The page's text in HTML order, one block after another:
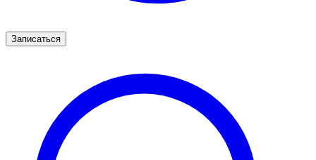
Записаться